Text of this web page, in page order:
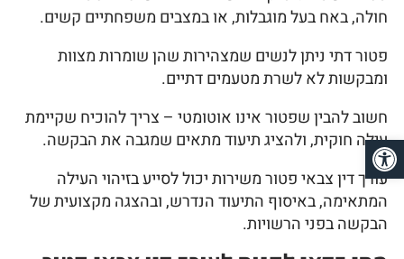
חולה, באח בעל מוגבלות, או במצבים משפחתיים קשים.
פטור דתי ניתן לנשים שמצהירות שהן שומרות מצוות
ומבקשות לא לשרת מטעמים דתיים.
חשוב להבין שפטור אינו אוטומטי – צריך להוכיח שקיימת
עילה חוקית, ולהציג תיעוד מתאים שמגבה את הבקשה.
עורך דין צבאי פטור משירות יכול לסייע בזיהוי העילה
המתאימה, באיסוף התיעוד הנדרש, ובהצגה מקצועית של
הבקשה בפני הרשויות.
פתח סרגל נגישות